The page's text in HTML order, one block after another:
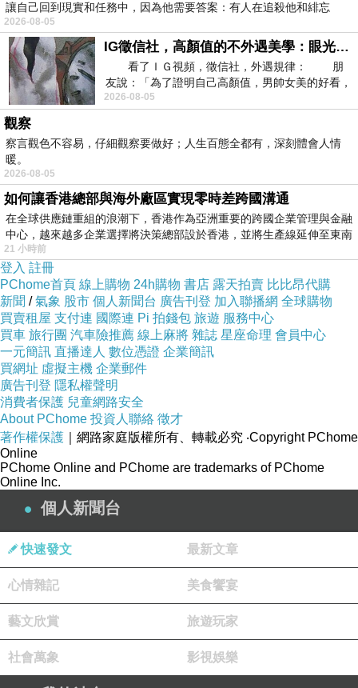
讓自己回到現實和任務中，因為他需要答案：有人在追殺他和緋忘
2026-08-05
IG徵信社，高顏值的不外遇美學：眼光太高也是一種防禦，為了證明我長得好看，我決定一輩子不外遇！
看了ＩＧ視頻，徵信社，外遇規律： 朋
友說：「為了證明自己高顏值，男帥女美的好看，
且眼光高，我決定一輩子不外遇。」
2026-08-05
觀察
察言觀色不容易，仔細觀察要做好；人生百態全都有，深刻體會人情
暖。
2026-08-05
如何讓香港總部與海外廠區實現零時差跨國溝通
在全球供應鏈重組的浪潮下，香港作為亞洲重要的跨國企業管理與金融
中心，越來越多企業選擇將決策總部設於香港，並將生產線延伸至東南
21 小時前
登入 註冊
PChome首頁 線上購物 24h購物 書店 露天拍賣 比比昂代購
新聞 /氣象 股市 個人新聞台 廣告刊登 加入聯播網 全球購物
買賣租屋 支付連 國際連 Pi 拍錢包 旅遊 服務中心
買車 旅行團 汽車險推薦 線上麻將 雜誌 星座命理 會員中心
一元簡訊 直播達人 數位憑證 企業簡訊
買網址 虛擬主機 企業郵件
廣告刊登 隱私權聲明
消費者保護 兒童網路安全
About PChome 投資人聯絡 徵才
著作權保護 ｜網路家庭版權所有、轉載必究 ‧Copyright PChome
Online
PChome Online and PChome are trademarks of PChome
Online Inc.
個人新聞台
快速發文 最新文章
心情雜記 美食饗宴
藝文欣賞 旅遊玩家
社會萬象 影視娛樂